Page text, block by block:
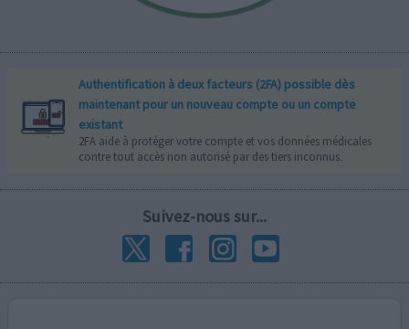
Authentification à deux facteurs (2FA) possible dès
maintenant pour un nouveau compte ou un compte
existant
2FA aide à protéger votre compte et vos données médicales
contre tout accès non autorisé par des tiers inconnus.
Suivez-nous sur...